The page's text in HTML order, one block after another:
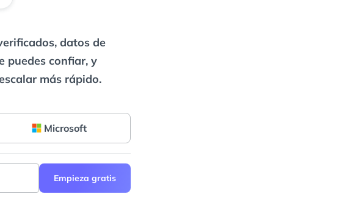
datos de
puedes confiar, y
más rápido.
Microsoft
Empieza gratis